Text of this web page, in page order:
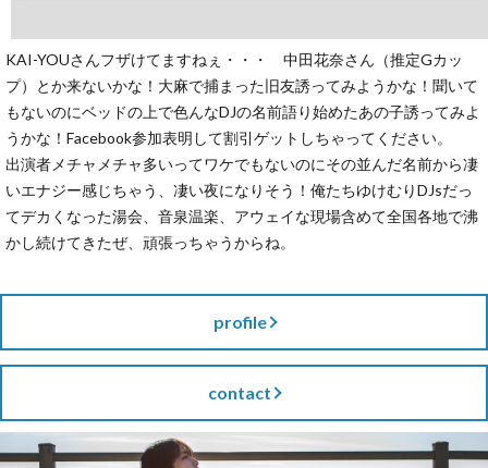
KAI-YOUさんフザけてますねぇ・・・ 中田花奈さん（推定Gカッ
プ）とか来ないかな！大麻で捕まった旧友誘ってみようかな！聞いて
もないのにベッドの上で色んなDJの名前語り始めたあの子誘ってみよ
うかな！Facebook参加表明して割引ゲットしちゃってください。
出演者メチャメチャ多いってワケでもないのにその並んだ名前から凄
いエナジー感じちゃう、凄い夜になりそう！俺たちゆけむりDJsだっ
てデカくなった湯会、音泉温楽、アウェイな現場含めて全国各地で沸
かし続けてきたぜ、頑張っちゃうからね。
profile
contact